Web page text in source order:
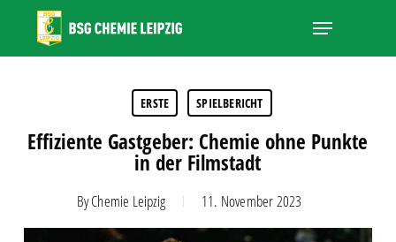
main
Menu
ERSTE SPIELBERICHT
Effiziente Gastgeber: Chemie ohne Punkte
in der Filmstadt
ByChemie Leipzig 11. November 2023
Close